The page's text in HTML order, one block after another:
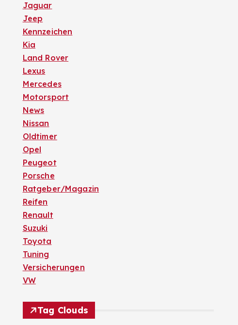
Jaguar
Jeep
Kennzeichen
Kia
Land Rover
Lexus
Mercedes
Motorsport
News
Nissan
Oldtimer
Opel
Peugeot
Porsche
Ratgeber/Magazin
Reifen
Renault
Suzuki
Toyota
Tuning
Versicherungen
VW
Tag Clouds